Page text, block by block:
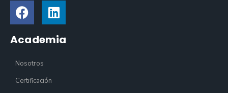
Academia
Nosotros
Certificación